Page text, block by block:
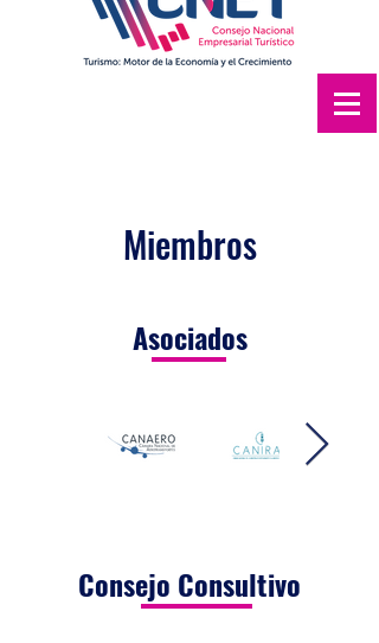
Miembros
Asociados
Consejo Consultivo